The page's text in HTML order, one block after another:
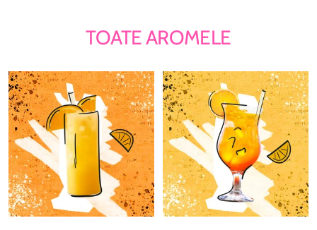
TOATE AROMELE